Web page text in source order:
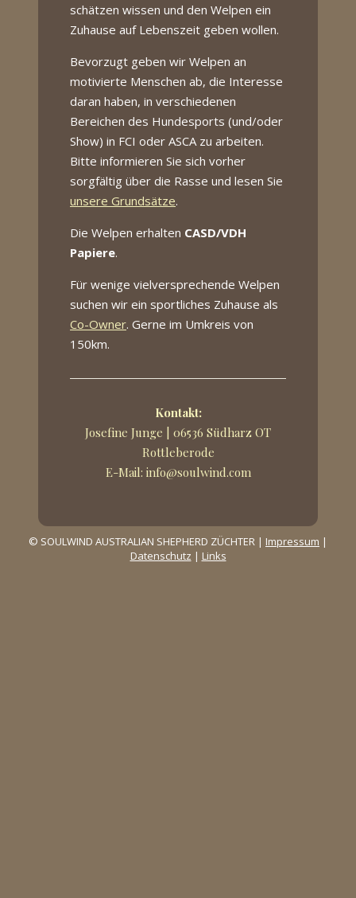
schätzen wissen und den Welpen ein
Zuhause auf Lebenszeit geben wollen.
Bevorzugt geben wir Welpen an
motivierte Menschen ab, die Interesse
daran haben, in verschiedenen
Bereichen des Hundesports (und/oder
Show) in FCI oder ASCA zu arbeiten.
Bitte informieren Sie sich vorher
sorgfältig über die Rasse und lesen Sie
unsere Grundsätze.
Die Welpen erhalten CASD/VDH
Papiere.
Für wenige vielversprechende Welpen
suchen wir ein sportliches Zuhause als
Co-Owner. Gerne im Umkreis von
150km.
Kontakt:
Josefine Junge | 06536 Südharz OT
Rottleberode
E-Mail: info@soulwind.com
© SOULWIND AUSTRALIAN SHEPHERD ZÜCHTER | Impressum |
Datenschutz | Links